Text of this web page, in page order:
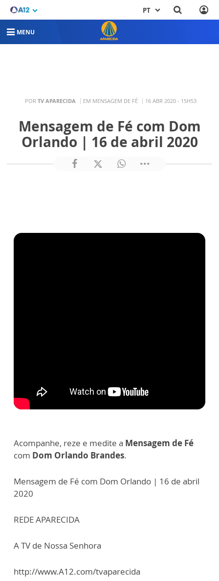
PT
MENU
POR TV APARECIDA EM MENSAGEM DE FÉ 16 ABR 2020 - 15H53
Mensagem de Fé com Dom
Orlando | 16 de abril 2020
Acompanhe, reze e medite a Mensagem de Fé
com Dom Orlando Brandes.
Mensagem de Fé com Dom Orlando | 16 de abril
2020
REDE APARECIDA
A TV de Nossa Senhora
http://www.A12.com/tvaparecida